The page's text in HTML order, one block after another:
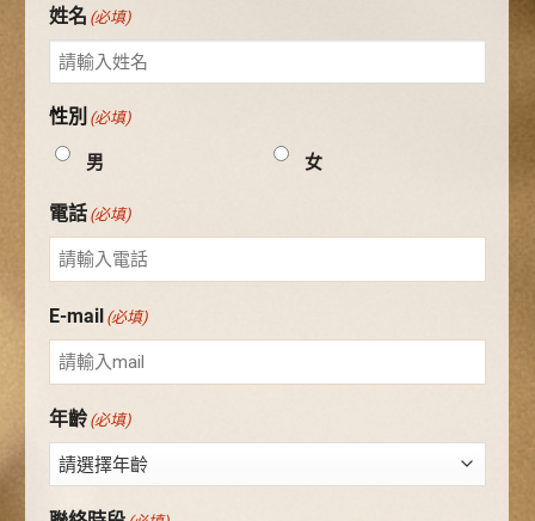
姓名 (必填)
性別 (必填)
男 女
電話 (必填)
E-mail (必填)
年齡 (必填)